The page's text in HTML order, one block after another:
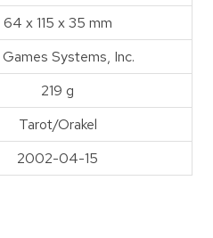
64 x 115 x 35 mm
Games Systems, Inc.
219 g
Tarot/Orakel
2002-04-15